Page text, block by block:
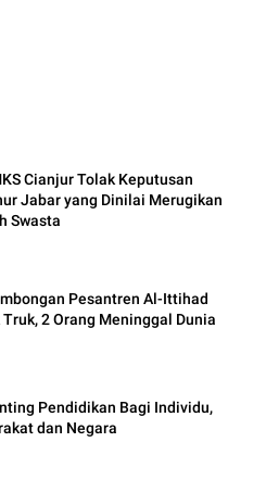
Cianjur Tolak Keputusan
Jabar yang Dinilai Merugikan
Swasta
Pesantren Al-Ittihad
Truk, 2 Orang Meninggal Dunia
Pendidikan Bagi Individu,
dan Negara